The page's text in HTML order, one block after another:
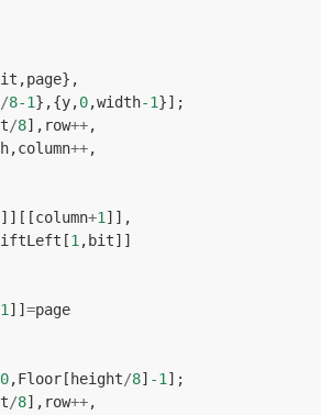
,page},
/8-1},{y,0,width-1}];
/8], row++,
,column++,
]][[column+1 ]],
[1 , bit]]
1 ]] =page
0,Floor [ height/8] -1 ];
/8], row++,